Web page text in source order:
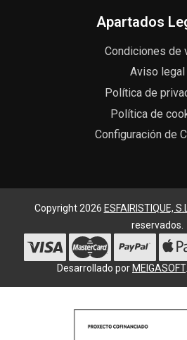
Apartados
Condiciones de
Aviso legal
Política de
Política de
Configuración de
Copyright 2026 ESFAIRISTIQUE,
reservados.
Desarrollado por MEIGASOFT